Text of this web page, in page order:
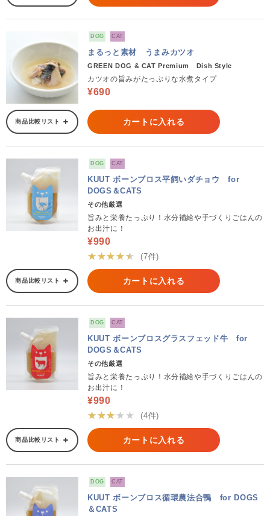
DOG CAT
まるっと素材 うまみカツオ
GREEN DOG & CAT Premium Dish Style
カツオの旨みがたっぷりな水煮タイプ
¥690
商品比較リスト カートに入れる
DOG CAT
KUUT ボーンブロス平飼いダチョウ for
DOGS＆CATS
その他厳選
旨みと栄養たっぷり！水分補給や手づくりごはんの
お出汁に！
¥990
★★★★★
(7件)
商品比較リスト カートに入れる
DOG CAT
KUUT ボーンブロスグラスフェッド牛 for
DOGS＆CATS
その他厳選
旨みと栄養たっぷり！水分補給や手づくりごはんの
お出汁に！
¥990
★★★★★
(4件)
商品比較リスト カートに入れる
DOG CAT
KUUT ボーンブロス循環農法合鴨 for DOGS
＆CATS